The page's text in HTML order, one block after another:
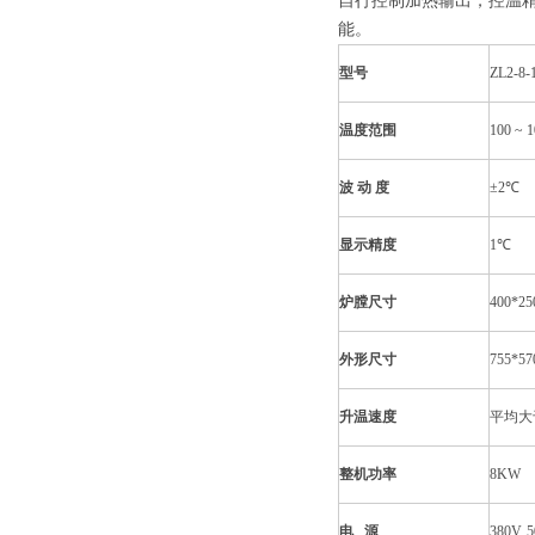
能。
型号 ZL2-8-
温度范围 100 ~
波 动 度 ±2℃
显示精度 1℃
炉膛尺寸
外形尺寸
升温速度 平均
整机功率 8KW
电 源 380V,